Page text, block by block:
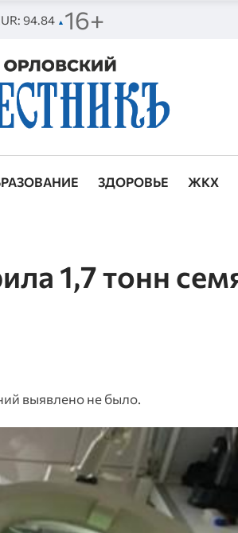
94.84 ▲ 16+
ЗДОРОВЬЕ ЖКХ
1,7 тонн
выявлено не было.